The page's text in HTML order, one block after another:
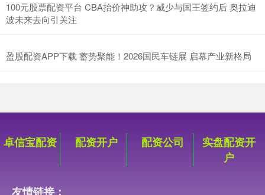
100元股票配资平台 CBA抬价神助攻？威少与国王签约后 奥拉迪
波未来去向引关注
盈股配资APP下载 蓄势聚能！2026国民车链展 启幕产业新格局
卓信宝配资 配资开户 配资公司
实盘配资开
户
友情链接：